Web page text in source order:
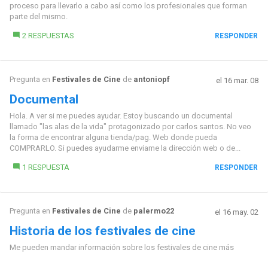
proceso para llevarlo a cabo así como los profesionales que forman
parte del mismo.
2 RESPUESTAS RESPONDER
Pregunta en Festivales de Cine de antoniopf el 16 mar. 08
Documental
Hola. A ver si me puedes ayudar. Estoy buscando un documental
llamado "las alas de la vida" protagonizado por carlos santos. No veo
la forma de encontrar alguna tienda/pag. Web donde pueda
COMPRARLO. Si puedes ayudarme enviame la dirección web o de...
1 RESPUESTA RESPONDER
Pregunta en Festivales de Cine de palermo22 el 16 may. 02
Historia de los festivales de cine
Me pueden mandar información sobre los festivales de cine más